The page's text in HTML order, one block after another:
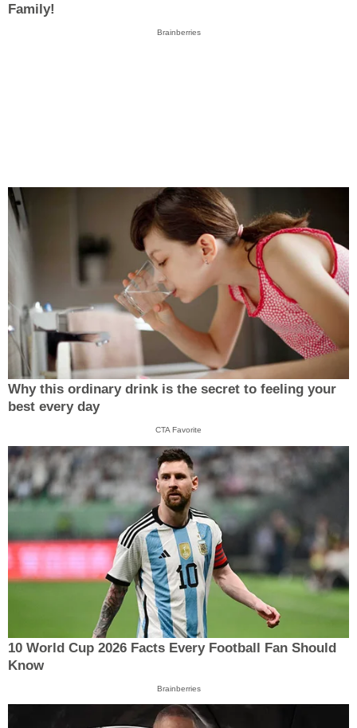
Family!
Brainberries
Why this ordinary drink is the secret to feeling your
best every day
CTA Favorite
10 World Cup 2026 Facts Every Football Fan Should
Know
Brainberries